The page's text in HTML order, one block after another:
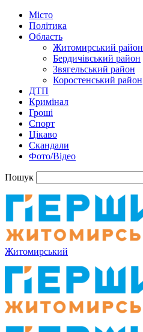
Місто
Політика
Область
Житомирський район
Бердичівський район
Звягельський район
Коростенський район
ДТП
Кримінал
Гроші
Спорт
Цікаво
Скандали
Фото/Відео
Пошук
Житомирський